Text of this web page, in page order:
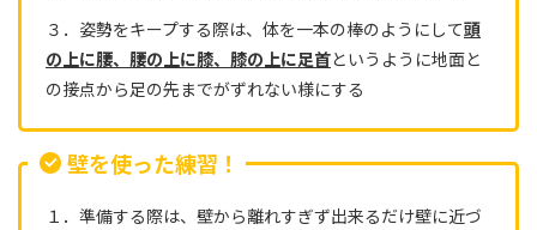
３．姿勢をキープする際は、体を一本の棒のようにして頭
の上に腰、腰の上に膝、膝の上に足首というように地面と
の接点から足の先までがずれない様にする
壁を使った練習！
１．準備する際は、壁から離れすぎず出来るだけ壁に近づ